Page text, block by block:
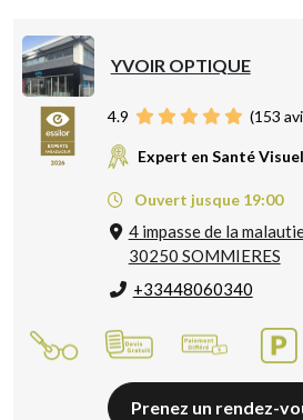
YVOIR OPTIQUE
4.9 (153
Expert en Santé
Ouvert jusque 19:00
4 impasse de la
30250 SOMMIERES
+33448060340
Prenez un rendez-